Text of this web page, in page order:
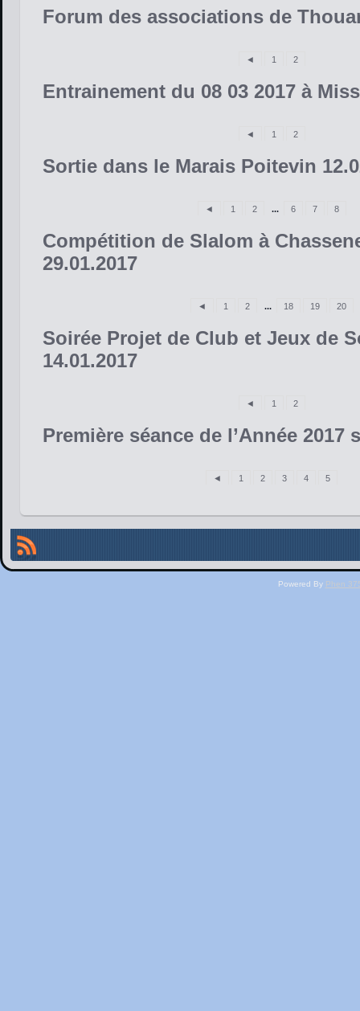
Forum des associations de
◄ 1 2
Entrainement du 08 03 2017 à
◄ 1 2
Sortie dans le Marais Poitevin
◄ 1 2 ... 6 7 8
Compétition de Slalom à
29.01.2017
◄ 1 2 ... 18 19 20
Soirée Projet de Club et Jeux de
14.01.2017
◄ 1 2
Première séance de l’Année 2017
◄ 1 2 3 4 5
Powered By Phen